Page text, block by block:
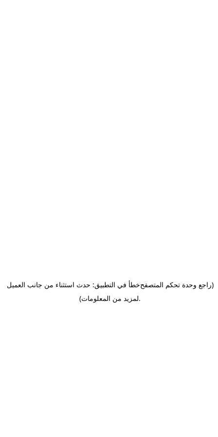
خطأ في التطبيق: حدث استثناء من جانب العميل(راجع وحدة تحكم المتصفح
لمزيد من المعلومات).